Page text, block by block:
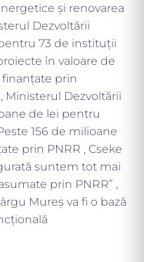
și renovarea
Dezvoltării
73 de instituții
în valoare de
finanțate prin
Ministerul Dezvoltării
de lei pentru
156 de milioane
prin PNRR , Cseke
suntem tot mai
prin PNRR” ,
Mureș va fi o bază